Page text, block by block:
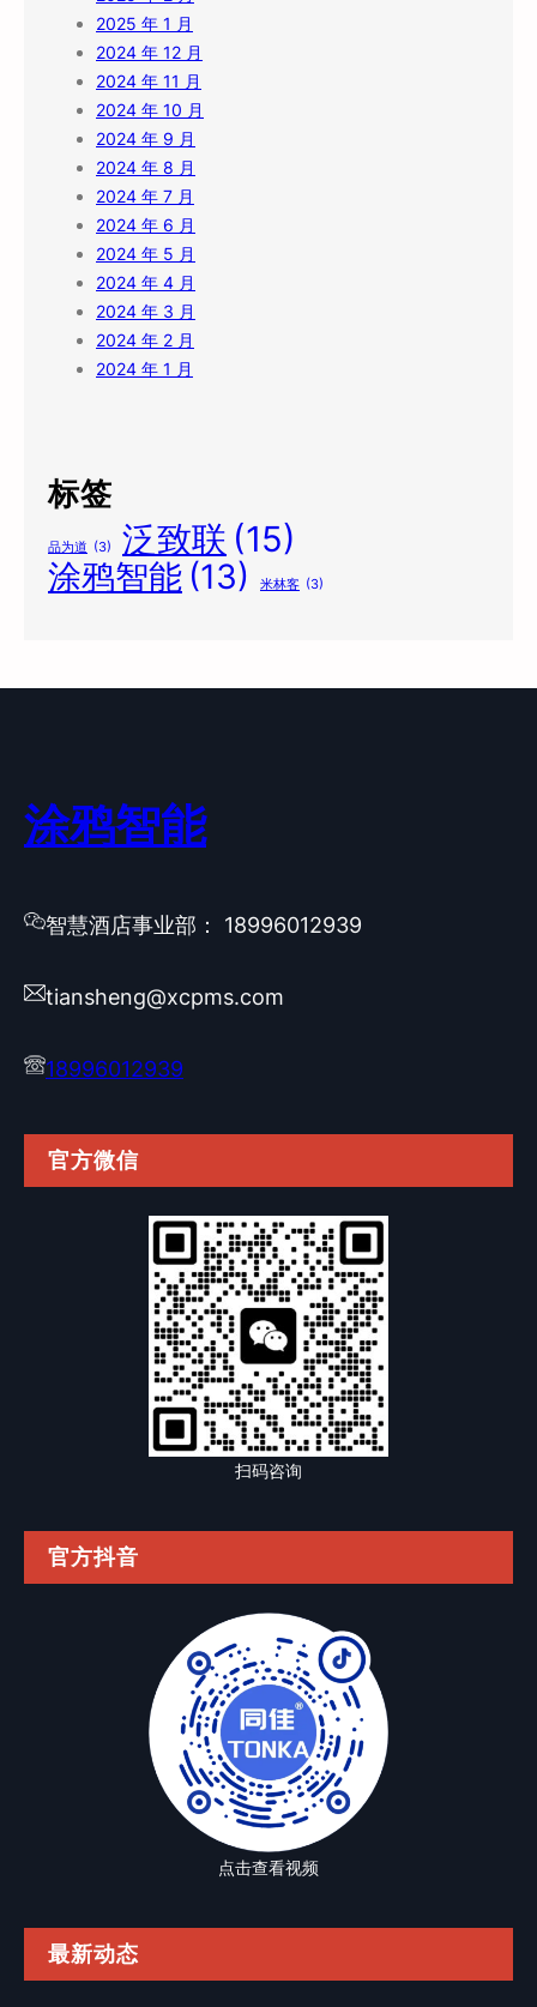
2025 年 1 月
2024 年 12 月
2024 年 11 月
2024 年 10 月
2024 年 9 月
2024 年 8 月
2024 年 7 月
2024 年 6 月
2024 年 5 月
2024 年 4 月
2024 年 3 月
2024 年 2 月
2024 年 1 月
标签
品为道 (3) 泛致联 (15)
涂鸦智能 (13) 米林客 (3)
涂鸦智能
智慧酒店事业部： 18996012939
tiansheng@xcpms.com
18996012939
官方微信
扫码咨询
官方抖音
点击查看视频
最新动态